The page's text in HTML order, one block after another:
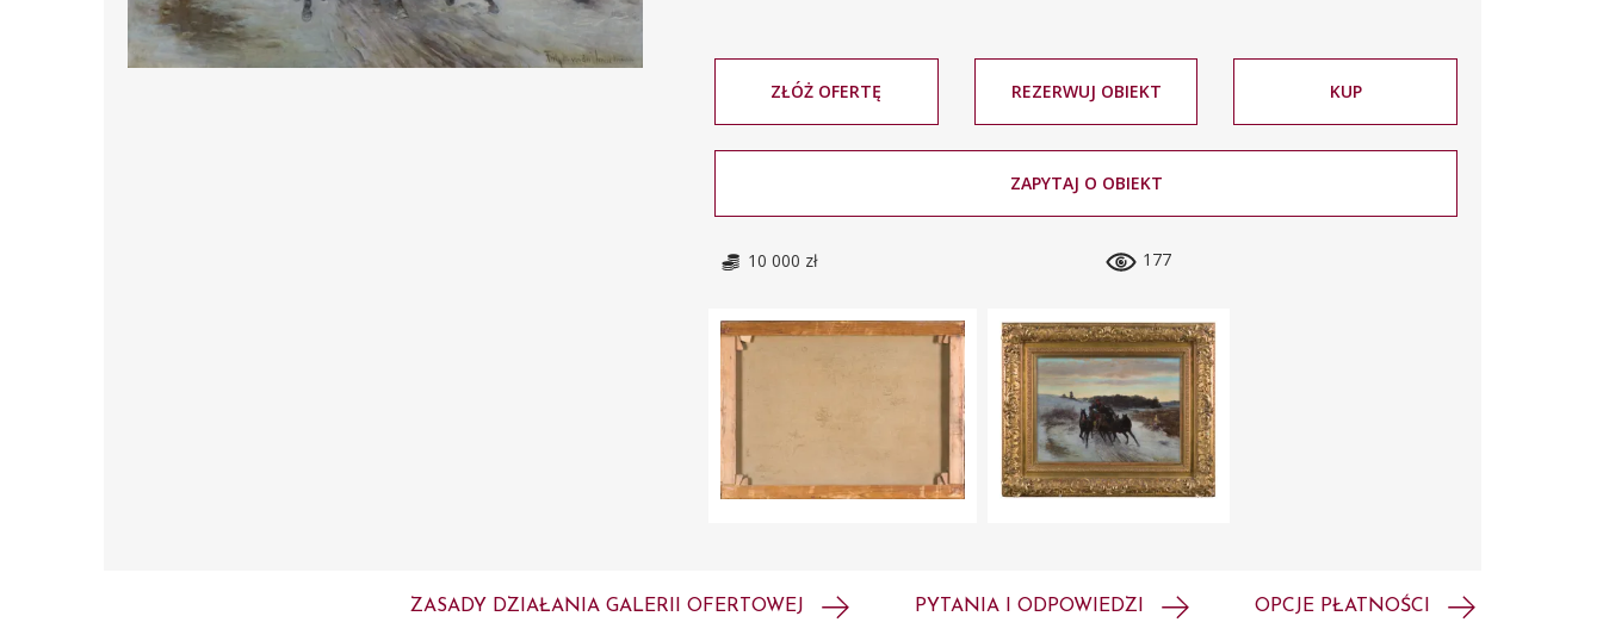
ZŁÓŻ OFERTĘ REZERWUJ OBIEKT KUP
ZAPYTAJ O OBIEKT
10 000 zł 177
ZASADY DZIAŁANIA GALERII OFERTOWEJ PYTANIA I ODPOWIEDZI OPCJE PŁATNOŚCI